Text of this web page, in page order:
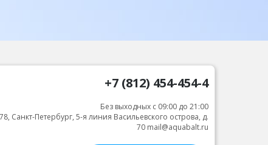
+7 (812) 454-454-4
Без выходных с 09:00 до 21:00
Санкт-Петербург, 5-я линия Васильевского острова, д.
70 mail@aquabalt.ru